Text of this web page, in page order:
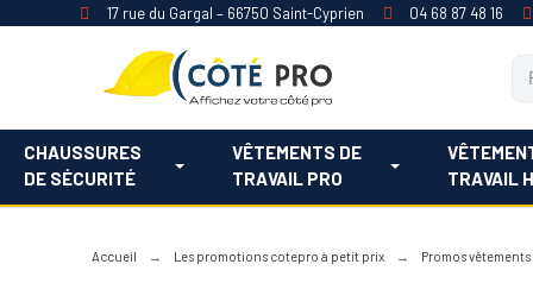
17 rue du Gargal – 66750 Saint-Cyprien 04 68 87 48 16
CHAUSSURES
DE SÉCURITÉ
VÊTEMENTS DE
TRAVAIL PRO
TRAVAIL
Accueil Les promotions cotepro à petit prix Promos